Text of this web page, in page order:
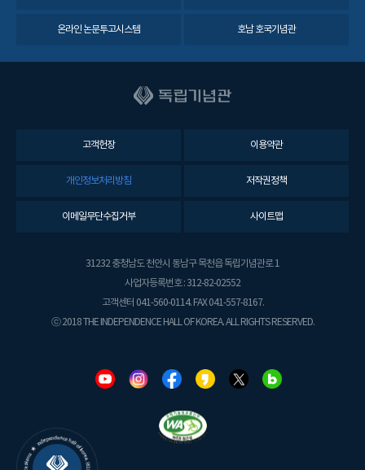
온라인 논문투고시스템 호남 호국기념관
고객헌장 이용약관
개인정보처리방침 저작권정책
이메일무단수집거부 사이트맵
31232 충청남도 천안시 동남구 목천읍 독립기념관로 1
사업자등록번호 : 312-82-02552
고객센터 041-560-0114. FAX 041-557-8167.
ⓒ 2018 THE INDEPENDENCE HALL OF KOREA. ALL RIGHTS RESERVED.